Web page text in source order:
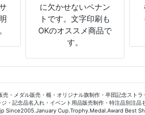
に欠かせないペナン
トです。文字印刷も
OKのオススメ商品で
す。
・メダル販売・楯・オリジナル旗制作・卒団記念スト
・記念品名入れ・イベント用品販売制作・特注品別注
Since2005.January Cup.Trophy.Medal.Award Best